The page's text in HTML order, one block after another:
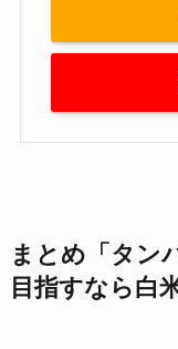
まとめ「タン
目指すなら白